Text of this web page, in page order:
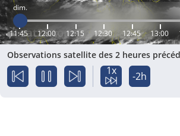
dim.
11:45 12:00 12:15 12:30 12:45 13:00
Observations satellite des 2 heures
1x -2h